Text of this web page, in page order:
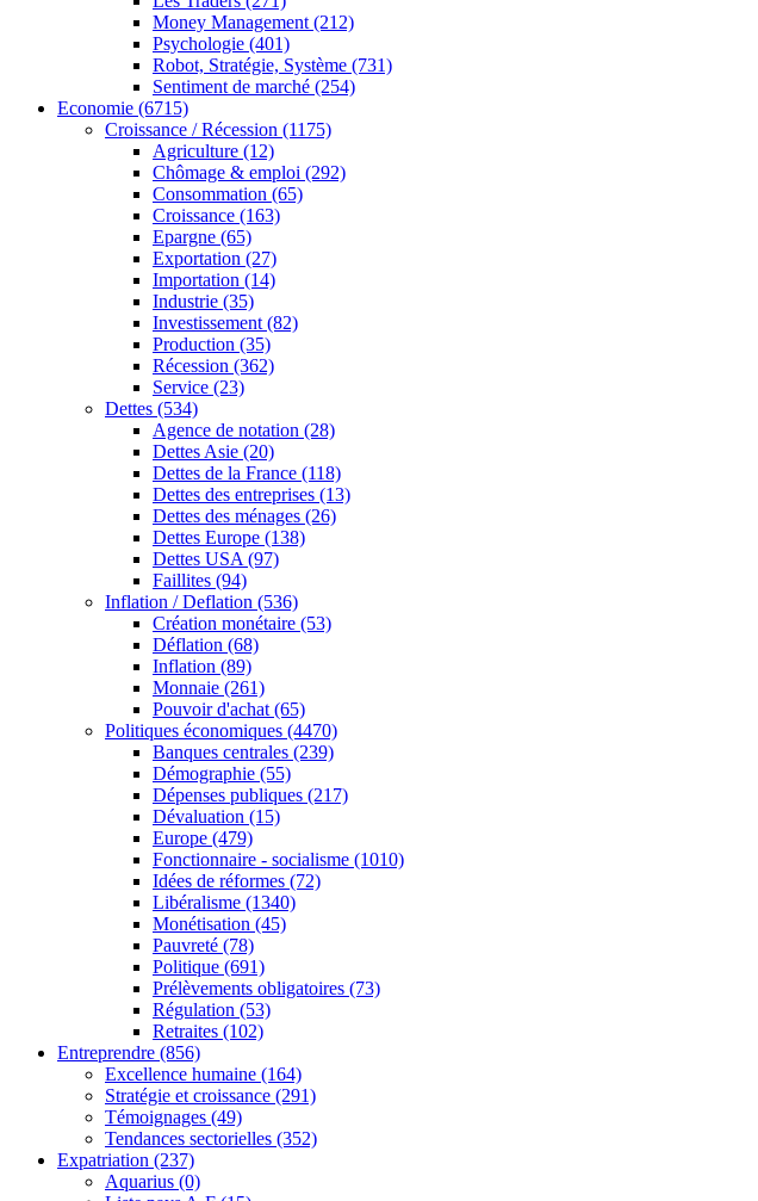
Money Management (212)
Psychologie (401)
Robot, Stratégie, Système (731)
Sentiment de marché (254)
Economie (6715)
Croissance / Récession (1175)
Agriculture (12)
Chômage & emploi (292)
Consommation (65)
Croissance (163)
Epargne (65)
Exportation (27)
Importation (14)
Industrie (35)
Investissement (82)
Production (35)
Récession (362)
Service (23)
Dettes (534)
Agence de notation (28)
Dettes Asie (20)
Dettes de la France (118)
Dettes des entreprises (13)
Dettes des ménages (26)
Dettes Europe (138)
Dettes USA (97)
Faillites (94)
Inflation / Deflation (536)
Création monétaire (53)
Déflation (68)
Inflation (89)
Monnaie (261)
Pouvoir d'achat (65)
Politiques économiques (4470)
Banques centrales (239)
Démographie (55)
Dépenses publiques (217)
Dévaluation (15)
Europe (479)
Fonctionnaire - socialisme (1010)
Idées de réformes (72)
Libéralisme (1340)
Monétisation (45)
Pauvreté (78)
Politique (691)
Prélèvements obligatoires (73)
Régulation (53)
Retraites (102)
Entreprendre (856)
Excellence humaine (164)
Stratégie et croissance (291)
Témoignages (49)
Tendances sectorielles (352)
Expatriation (237)
Aquarius (0)